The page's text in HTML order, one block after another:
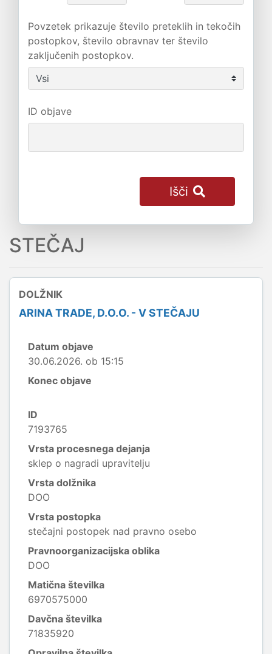
Povzetek prikazuje število preteklih in tekočih
postopkov, število obravnav ter število
zaključenih postopkov.
ID objave
Išči
STEČAJ
DOLŽNIK
ARINA TRADE, D.O.O. - V STEČAJU
Datum objave
30.06.2026. ob 15:15
Konec objave
ID
7193765
Vrsta procesnega dejanja
sklep o nagradi upravitelju
Vrsta dolžnika
DOO
Vrsta postopka
stečajni postopek nad pravno osebo
Pravnoorganizacijska oblika
DOO
Matična številka
6970575000
Davčna številka
71835920